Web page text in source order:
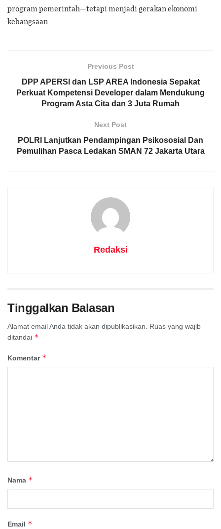
program pemerintah—tetapi menjadi gerakan ekonomi
kebangsaan.
Previous Post
DPP APERSI dan LSP AREA Indonesia Sepakat
Perkuat Kompetensi Developer dalam Mendukung
Program Asta Cita dan 3 Juta Rumah
Next Post
POLRI Lanjutkan Pendampingan Psikososial Dan
Pemulihan Pasca Ledakan SMAN 72 Jakarta Utara
Redaksi
Tinggalkan Balasan
Alamat email Anda tidak akan dipublikasikan.
Ruas yang wajib
ditandai *
Komentar *
Nama *
Email *